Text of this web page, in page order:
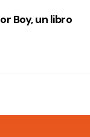
Boy, un libro